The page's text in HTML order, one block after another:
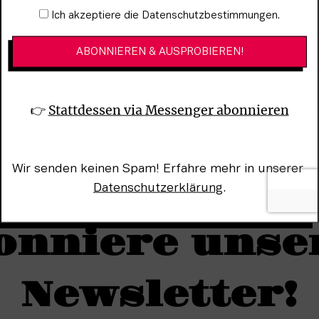
Newsletter-Anmeldung
Ich akzeptiere die Datenschutzbestimmungen.
👉 Stattdessen via Messenger abonnieren
Wir senden keinen Spam! Erfahre mehr in unserer
Datenschutzerklärung.
Newsletter!